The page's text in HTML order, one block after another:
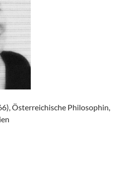
Österreichische Philosophin,